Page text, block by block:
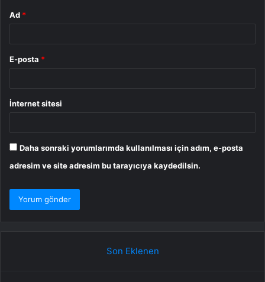
Ad *
E-posta *
İnternet sitesi
Daha sonraki yorumlarımda kullanılması için adım, e-posta
adresim ve site adresim bu tarayıcıya kaydedilsin.
Son Eklenen